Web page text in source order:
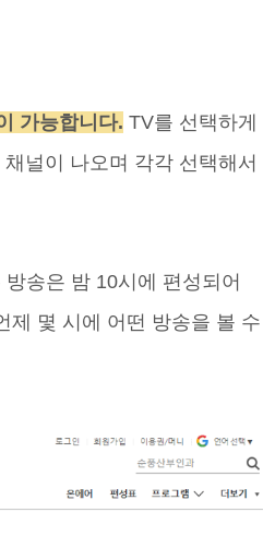
가능합니다. TV를 선택하게
널이 나오며 각각 선택해서
송은 밤 10시에 편성되어
제 몇 시에 어떤 방송을 볼 수